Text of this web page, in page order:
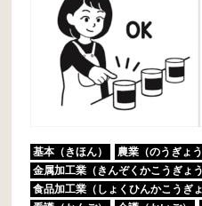
基本（きほん） 農業（のうぎょう
金属加工業（きんぞくかこうぎょう
食品加工業（しょくひんかこうぎょ